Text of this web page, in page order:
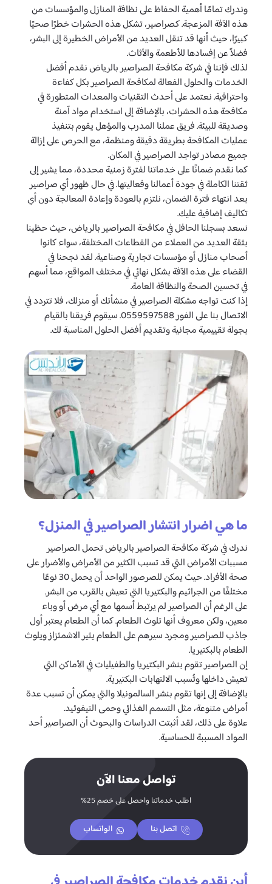
وندرك تمامًا أهمية الحفاظ على نظافة المنازل والمؤسسات من
هذه الآفة المزعجة. كصراصير، تشكل هذه الحشرات خطرًا صحيًا
كبيرًا، حيث أنها قد تنقل العديد من الأمراض الخطيرة إلى البشر،
فضلاً عن إفسادها للأطعمة والأثاث.
لذلك فإننا في شركة مكافحة الصراصير بالرياض نقدم أفضل
الخدمات والحلول الفعالة لمكافحة الصراصير بكل كفاءة
واحترافية. نعتمد على أحدث التقنيات والمعدات المتطورة في
مكافحة هذه الحشرات، بالإضافة إلى استخدام مواد آمنة
وصديقة للبيئة. فريق عملنا المدرب والمؤهل يقوم بتنفيذ
عمليات المكافحة بطريقة دقيقة ومنظمة، مع الحرص على إزالة
جميع مصادر تواجد الصراصير في المكان.
كما نقدم ضمانًا على خدماتنا لفترة زمنية محددة، مما يشير إلى
ثقتنا الكاملة في جودة أعمالنا وفعاليتها. في حال ظهور أي صراصير
بعد انتهاء فترة الضمان، نلتزم بالعودة وإعادة المعالجة دون أي
تكاليف إضافية عليك.
نسعد بسجلنا الحافل في مكافحة الصراصير بالرياض، حيث حظينا
بثقة العديد من العملاء من القطاعات المختلفة، سواء كانوا
أصحاب منازل أو مؤسسات تجارية وصناعية. لقد نجحنا في
القضاء على هذه الآفة بشكل نهائي في مختلف المواقع، مما أسهم
في تحسين الصحة والنظافة العامة.
إذا كنت تواجه مشكلة الصراصير في منشأتك أو منزلك، فلا تتردد في
الاتصال بنا على الفور 0559597588. سيقوم فريقنا بالقيام
بجولة تقييمية مجانية وتقديم أفضل الحلول المناسبة لك.
ما هي اضرار انتشار الصراصير في المنزل؟
ندرك في شركة مكافحة الصراصير بالرياض تحمل الصراصير
مسببات الأمراض التي قد تسبب الكثير من الأمراض والأضرار على
صحة الأفراد. حيث يمكن للصرصور الواحد أن يحمل 30 نوعًا
مختلفًا من الجراثيم والبكتيريا التي تعيش بالقرب من البشر.
على الرغم أن الصراصير لم يرتبط أسمها مع أي مرض أو وباء
معين، ولكن معروف أنها تلوث الطعام. كما أن الطعام يعتبر أول
جاذب للصراصير ومجرد سيرهم على الطعام يثير الاشمئزاز ويلوث
الطعام بالبكتيريا.
إن الصراصير تقوم بنشر البكتيريا والطفيليات في الأماكن التي
تعيش داخلها وتُسبب الالتهابات البكتيرية.
بالإضافة إلى إنها تقوم بنشر السالمونيلا والتي يمكن أن تسبب عدة
أمراض متنوعة، مثل التسمم الغذائي وحمى التيفوئيد.
علاوة على ذلك، لقد أثبتت الدراسات والبحوث أن الصراصير أحد
المواد المسببة للحساسية.
تواصل معنا الآن
اطلب خدماتنا واحصل على خصم 25%
اتصل بنا الواتساب